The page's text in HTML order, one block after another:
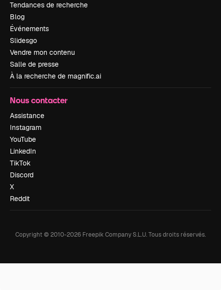
Tendances de recherche
Blog
Événements
Slidesgo
Vendre mon contenu
Salle de presse
À la recherche de magnific.ai
Nous contacter
Assistance
Instagram
YouTube
LinkedIn
TikTok
Discord
X
Reddit
Copyright © 2010-2026 Freepik Company S.L.U.Tous droits réservés.